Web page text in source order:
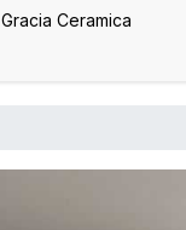
Gracia Ceramica